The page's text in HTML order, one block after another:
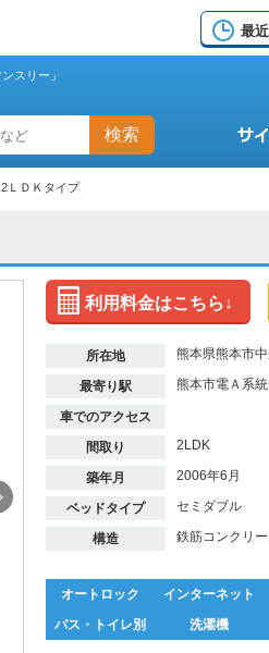
最
スリー」
検索
ＬＤＫタイプ
利用料金はこちら↓
所在地 熊本県熊本市
最寄り駅 熊本市電Ａ系
車でのアクセス
間取り
2LDK
築年月 2006年6月
ベッドタイプ セミダブル
構造 鉄筋コンクリ
オートロック インターネット
バス・トイレ別
洗濯機